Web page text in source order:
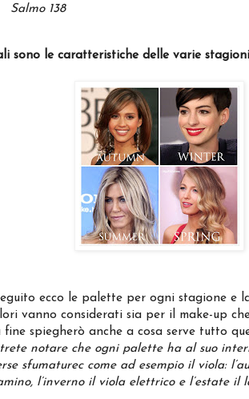
Salmo 138
sono le caratteristiche delle varie
ecco le palette per ogni stagione e
vanno considerati sia per il make-up
fine spiegherò anche a cosa serve tutto
notare che ogni palette ha al suo
sfumaturec come ad esempio il viola:
l’inverno il viola elettrico e l’estate il